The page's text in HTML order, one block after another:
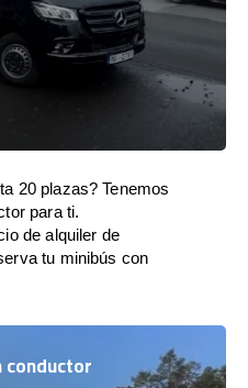
20 plazas? Tenemos
para ti.
de alquiler de
tu minibús con